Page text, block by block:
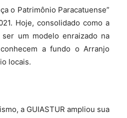
o Patrimônio Paracatuense”
Hoje, consolidado como a
um modelo enraizado na
a fundo o Arranjo
locais.
a GUIASTUR ampliou sua